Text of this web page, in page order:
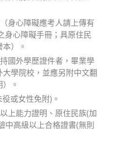
身心障礙應考人請上傳有
身心障礙手冊；具原住民
）。
國外學歷證件者，畢業學
學院校，並應另附中文翻
。
或女性免附)。
上能力證明、原住民族(加
中高級以上合格證書(無則